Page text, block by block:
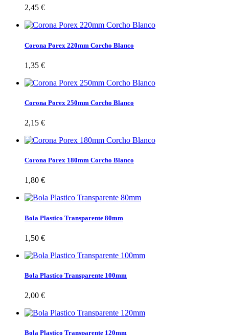
2,45 €
Corona Porex 220mm Corcho Blanco
1,35 €
Corona Porex 250mm Corcho Blanco
2,15 €
Corona Porex 180mm Corcho Blanco
1,80 €
Bola Plastico Transparente 80mm
1,50 €
Bola Plastico Transparente 100mm
2,00 €
Bola Plastico Transparente 120mm